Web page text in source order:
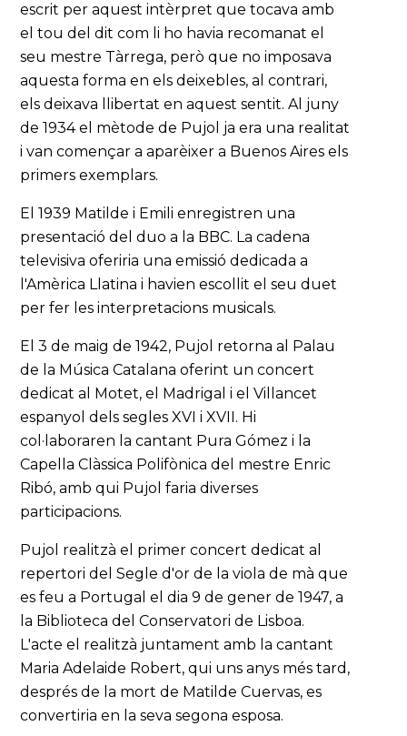
escrit per aquest intèrpret que tocava amb
el tou del dit com li ho havia recomanat el
seu mestre Tàrrega, però que no imposava
aquesta forma en els deixebles, al contrari,
els deixava llibertat en aquest sentit. Al juny
de 1934 el mètode de Pujol ja era una realitat
i van començar a aparèixer a Buenos Aires els
primers exemplars.
El 1939 Matilde i Emili enregistren una
presentació del duo a la BBC. La cadena
televisiva oferiria una emissió dedicada a
l'Amèrica Llatina i havien escollit el seu duet
per fer les interpretacions musicals.
El 3 de maig de 1942, Pujol retorna al Palau
de la Música Catalana oferint un concert
dedicat al Motet, el Madrigal i el Villancet
espanyol dels segles XVI i XVII. Hi
col·laboraren la cantant Pura Gómez i la
Capella Clàssica Polifònica del mestre Enric
Ribó, amb qui Pujol faria diverses
participacions.
Pujol realitzà el primer concert dedicat al
repertori del Segle d'or de la viola de mà que
es feu a Portugal el dia 9 de gener de 1947, a
la Biblioteca del Conservatori de Lisboa.
L'acte el realitzà juntament amb la cantant
Maria Adelaide Robert, qui uns anys més tard,
després de la mort de Matilde Cuervas, es
convertiria en la seva segona esposa.